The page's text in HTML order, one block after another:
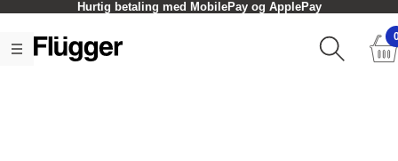
Hurtig betaling med MobilePay og ApplePay